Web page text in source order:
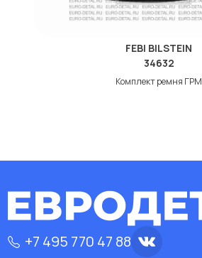
FEBI BILSTEIN
34632
Комплект ремня ГРМ
+7 495 770 47 88